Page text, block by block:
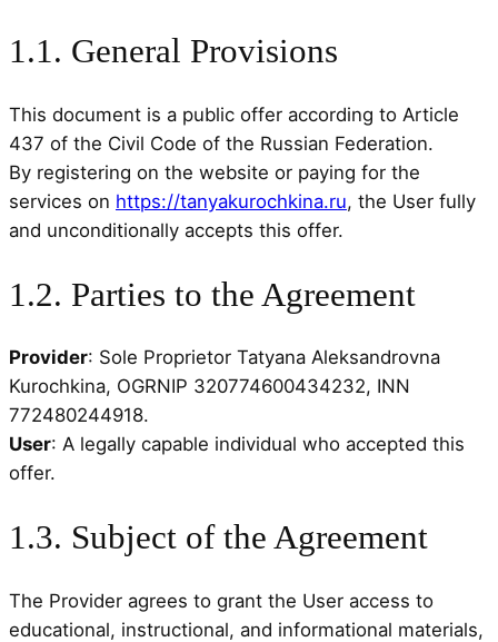
1.1. General Provisions
This document is a public offer according to Article
437 of the Civil Code of the Russian Federation.
By registering on the website or paying for the
services on https://tanyakurochkina.ru, the User fully
and unconditionally accepts this offer.
1.2. Parties to the Agreement
Provider: Sole Proprietor Tatyana Aleksandrovna
Kurochkina, OGRNIP 320774600434232, INN
772480244918.
User: A legally capable individual who accepted this
offer.
1.3. Subject of the Agreement
The Provider agrees to grant the User access to
educational, instructional, and informational materials,